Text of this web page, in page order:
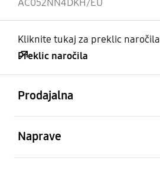
AC052NN4DKH/EU
Kliknite tukaj za preklic naročila
Preklic naročila
Prodajalna
Naprave